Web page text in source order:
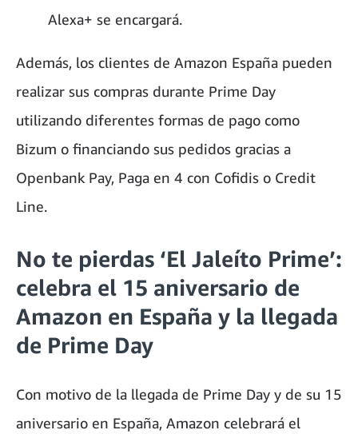
Alexa+ se encargará.
Además, los clientes de Amazon España pueden
realizar sus compras durante Prime Day
utilizando diferentes formas de pago como
Bizum o financiando sus pedidos gracias a
Openbank Pay, Paga en 4 con Cofidis o Credit
Line.
No te pierdas ‘El Jaleíto Prime’:
celebra el 15 aniversario de
Amazon en España y la llegada
de Prime Day
Con motivo de la llegada de Prime Day y de su 15
aniversario en España, Amazon celebrará el